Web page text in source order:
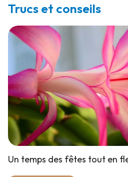
Trucs et conseils
Un temps des fêtes tout en